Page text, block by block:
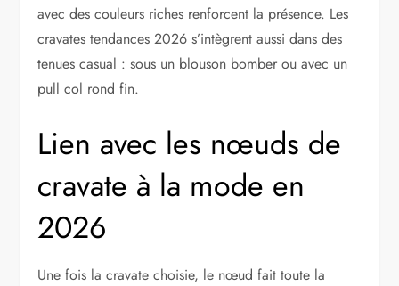
avec des couleurs riches renforcent la présence. Les
cravates tendances 2026 s’intègrent aussi dans des
tenues casual : sous un blouson bomber ou avec un
pull col rond fin.
Lien avec les nœuds de
cravate à la mode en
2026
Une fois la cravate choisie, le nœud fait toute la